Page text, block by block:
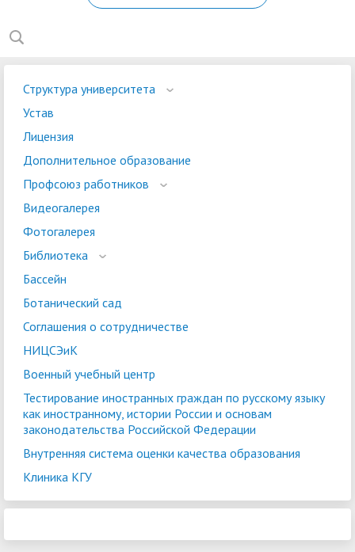
Структура университета
Устав
Лицензия
Дополнительное образование
Профсоюз работников
Видеогалерея
Фотогалерея
Библиотека
Бассейн
Ботанический сад
Соглашения о сотрудничестве
НИЦСЭиК
Военный учебный центр
Тестирование иностранных граждан по русскому языку
как иностранному, истории России и основам
законодательства Российской Федерации
Внутренняя система оценки качества образования
Клиника КГУ